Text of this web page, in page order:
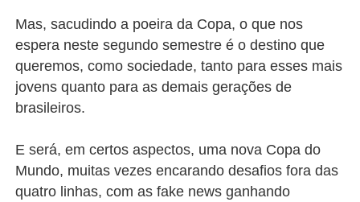
Mas, sacudindo a poeira da Copa, o que nos
espera neste segundo semestre é o destino que
queremos, como sociedade, tanto para esses mais
jovens quanto para as demais gerações de
brasileiros.
E será, em certos aspectos, uma nova Copa do
Mundo, muitas vezes encarando desafios fora das
quatro linhas, com as fake news ganhando